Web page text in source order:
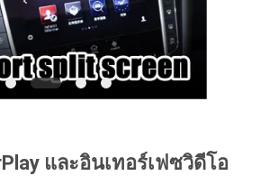
และอินเทอร์เฟซวิดีโอ